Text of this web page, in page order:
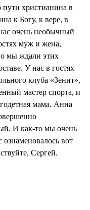
пути христианина в
к Богу, к вере, в
очень необычный
муж и жена,
мы ждали этих
У нас в гостях
клуба «Зенит»,
мастер спорта, и
мама. Анна
И как-то мы очень
ознаменовалось вот
Сергей.